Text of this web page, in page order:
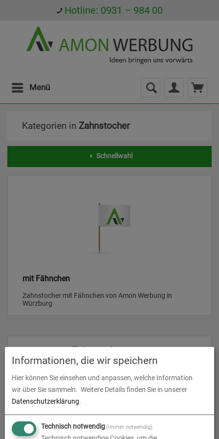
Hotline: 0931 – 984 00
Menü
Kategorien in Zahnstocher
Schnellwahl
mit Fähnchen
Zahnstocher mit Fähnchen von Amon Werbung in
Würzburg
Produkte inZahnstocher
Informationen, die wir speichern
Hier können Sie einsehen und anpassen, welche Information
wir über Sie sammeln. Weitere Details finden Sie in unserer
Datenschutzerklärung.
Technisch notwendig(immer notwendig)